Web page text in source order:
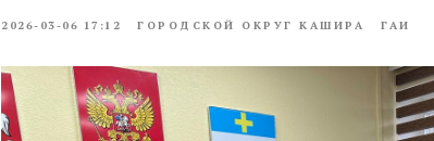
2026-03-06 17:12 ГОРОДСКОЙ ОКРУГ КАШИРА ГАИ